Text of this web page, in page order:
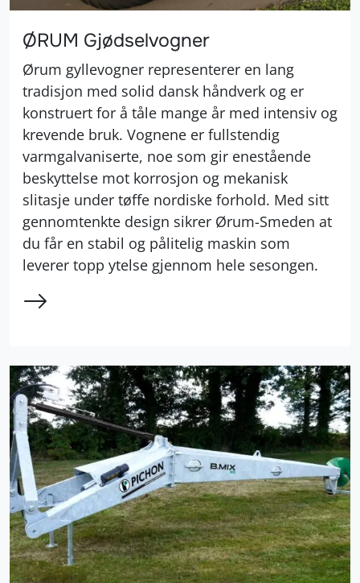
ØRUM Gjødselvogner
Ørum gyllevogner representerer en lang
tradisjon med solid dansk håndverk og er
konstruert for å tåle mange år med intensiv og
krevende bruk. Vognene er fullstendig
varmgalvaniserte, noe som gir enestående
beskyttelse mot korrosjon og mekanisk
slitasje under tøffe nordiske forhold. Med sitt
gennomtenkte design sikrer Ørum-Smeden at
du får en stabil og pålitelig maskin som
leverer topp ytelse gjennom hele sesongen.